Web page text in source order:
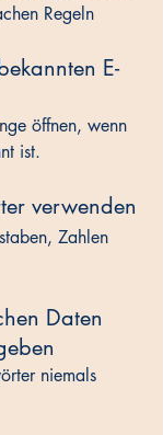
Regeln
E-
öffnen, wenn
ist.
verwenden
Zahlen
Daten
niemals